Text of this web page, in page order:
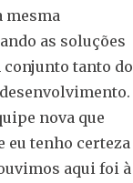
mesma
as soluções
conjunto tanto do
nova que
eu tenho certeza
aqui foi à